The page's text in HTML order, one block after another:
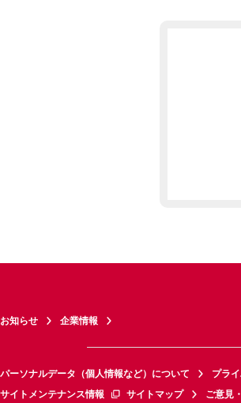
お知らせ 企業情報
パーソナルデータ（個人情報など）について プラ
サイトメンテナンス情報
サイトマップ ご意見